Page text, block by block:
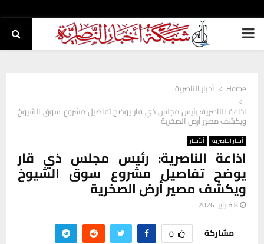
PRIMARY
Home
أخبار الناصرية
اذاعة الناصرية: رئيس مجلس ذي قار يوضح تفاصيل مشروع سوق الشيوخ
ويكشف مصير أرض الصخرية
أخبار الناصرية ألأخبار
اذاعة الناصرية: رئيس مجلس ذي قار
يوضح تفاصيل مشروع سوق الشيوخ
ويكشف مصير أرض الصخرية
8 فبراير، 2026
مشاركة 0